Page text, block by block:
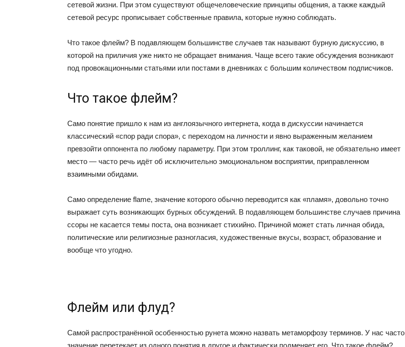
сетевой жизни. При этом существуют общечеловеческие принципы общения, а также каждый
сетевой ресурс прописывает собственные правила, которые нужно соблюдать.
Что такое флейм? В подавляющем большинстве случаев так называют бурную дискуссию, в
которой на приличия уже никто не обращает внимания. Чаще всего такие обсуждения возникают
под провокационными статьями или постами в дневниках с большим количеством подписчиков.
Что такое флейм?
Само понятие пришло к нам из англоязычного интернета, когда в дискуссии начинается
классический «спор ради спора», с переходом на личности и явно выраженным желанием
превзойти оппонента по любому параметру. При этом троллинг, как таковой, не обязательно имеет
место — часто речь идёт об исключительно эмоциональном восприятии, приправленном
взаимными обидами.
Само определение flame, значение которого обычно переводится как «пламя», довольно точно
выражает суть возникающих бурных обсуждений. В подавляющем большинстве случаев причина
ссоры не касается темы поста, она возникает стихийно. Причиной может стать личная обида,
политические или религиозные разногласия, художественные вкусы, возраст, образование и
вообще что угодно.
Флейм или флуд?
Самой распространённой особенностью рунета можно назвать метаморфозу терминов. У нас часто